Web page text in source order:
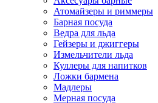
Атомайзеры и риммеры
Барная посуда
Ведра для льда
Гейзеры и джиггеры
Измельчители льда
Куллеры для напитков
Ложки бармена
Мадлеры
Мерная посуда